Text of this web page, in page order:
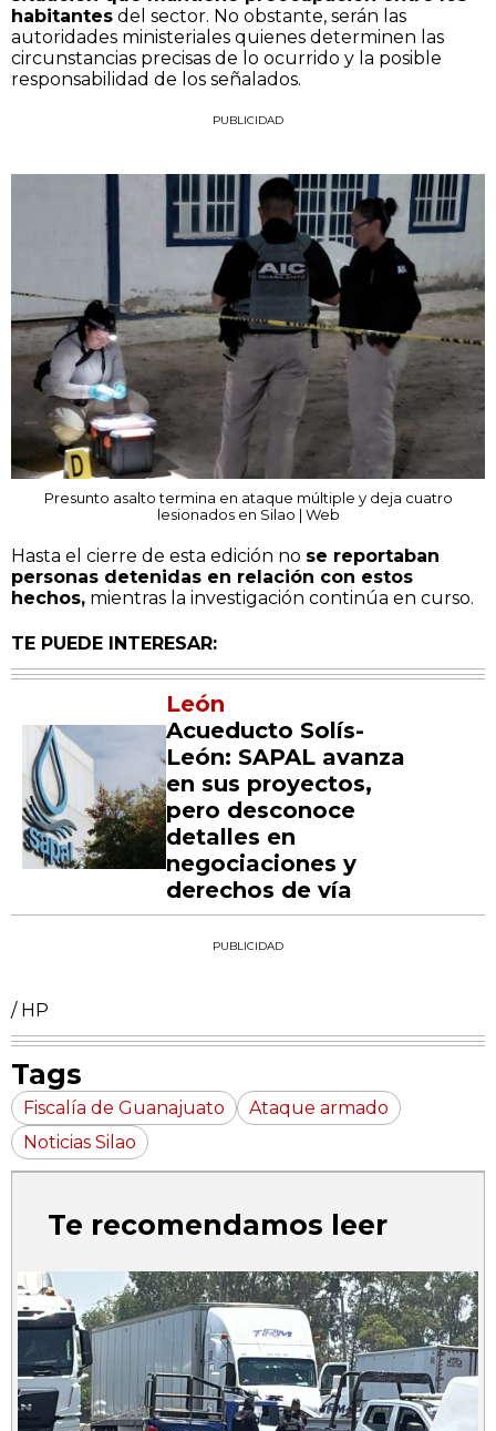
habitantes del sector. No obstante, serán las
autoridades ministeriales quienes determinen las
circunstancias precisas de lo ocurrido y la posible
responsabilidad de los señalados.
PUBLICIDAD
Presunto asalto termina en ataque múltiple y deja cuatro
lesionados en Silao | Web
Hasta el cierre de esta edición no se reportaban
personas detenidas en relación con estos
hechos, mientras la investigación continúa en curso.
TE PUEDE INTERESAR:
León
Acueducto Solís-
León: SAPAL avanza
en sus proyectos,
pero desconoce
detalles en
negociaciones y
derechos de vía
PUBLICIDAD
/ HP
Tags
Fiscalía de Guanajuato
Ataque armado
Noticias Silao
Te recomendamos leer